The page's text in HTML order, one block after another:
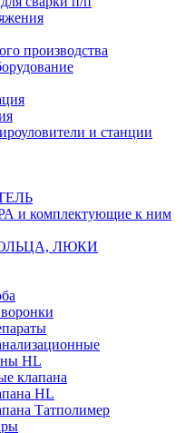
производства
и станции
комплектующие к ним
ЛЮКИ
HL
клапана
HL
Татполимер